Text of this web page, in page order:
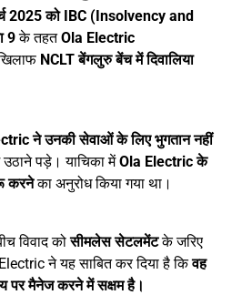
2025 को IBC (Insolvency and
9के तहतOla Electric
NCLT बेंगलुरु बेंच में दिवालिया
ने उनकी सेवाओं के लिए भुगतान नहीं
पड़े। याचिका मेंOla Electric के
करनेका अनुरोध किया गया था।
विवाद कोसीमलेस सेटलमेंटके जरिए
ने यह साबित कर दिया है किवह
मैनेज करने में सक्षम है।